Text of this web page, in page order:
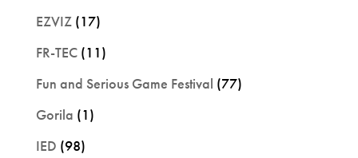
EZVIZ(17)
FR-TEC(11)
Fun and Serious Game Festival (77)
Gorila (1)
IED (98)